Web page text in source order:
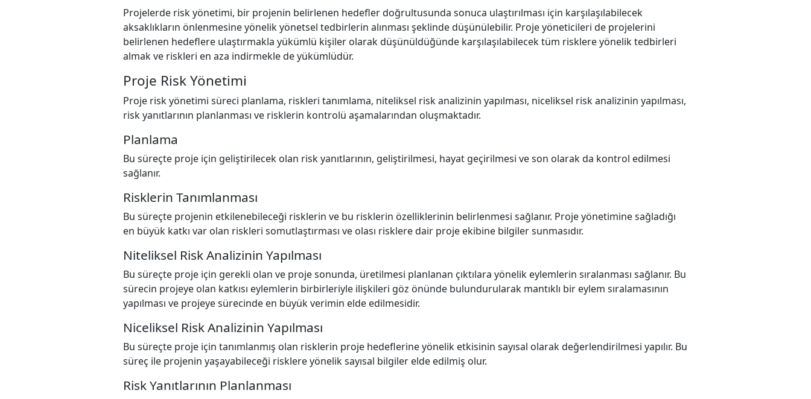
Projelerde risk yönetimi, bir projenin belirlenen hedefler doğrultusunda sonuca ulaştırılması için karşılaşılabilecek
aksaklıkların önlenmesine yönelik yönetsel tedbirlerin alınması şeklinde düşünülebilir. Proje yöneticileri de projelerini
belirlenen hedeflere ulaştırmakla yükümlü kişiler olarak düşünüldüğünde karşılaşılabilecek tüm risklere yönelik tedbirleri
almak ve riskleri en aza indirmekle de yükümlüdür.
Proje Risk Yönetimi
Proje risk yönetimi süreci planlama, riskleri tanımlama, niteliksel risk analizinin yapılması, niceliksel risk analizinin yapılması,
risk yanıtlarının planlanması ve risklerin kontrolü aşamalarından oluşmaktadır.
Planlama
Bu süreçte proje için geliştirilecek olan risk yanıtlarının, geliştirilmesi, hayat geçirilmesi ve son olarak da kontrol edilmesi
sağlanır.
Risklerin Tanımlanması
Bu süreçte projenin etkilenebileceği risklerin ve bu risklerin özelliklerinin belirlenmesi sağlanır. Proje yönetimine sağladığı
en büyük katkı var olan riskleri somutlaştırması ve olası risklere dair proje ekibine bilgiler sunmasıdır.
Niteliksel Risk Analizinin Yapılması
Bu süreçte proje için gerekli olan ve proje sonunda, üretilmesi planlanan çıktılara yönelik eylemlerin sıralanması sağlanır. Bu
sürecin projeye olan katkısı eylemlerin birbirleriyle ilişkileri göz önünde bulundurularak mantıklı bir eylem sıralamasının
yapılması ve projeye sürecinde en büyük verimin elde edilmesidir.
Niceliksel Risk Analizinin Yapılması
Bu süreçte proje için tanımlanmış olan risklerin proje hedeflerine yönelik etkisinin sayısal olarak değerlendirilmesi yapılır. Bu
süreç ile projenin yaşayabileceği risklere yönelik sayısal bilgiler elde edilmiş olur.
Risk Yanıtlarının Planlanması